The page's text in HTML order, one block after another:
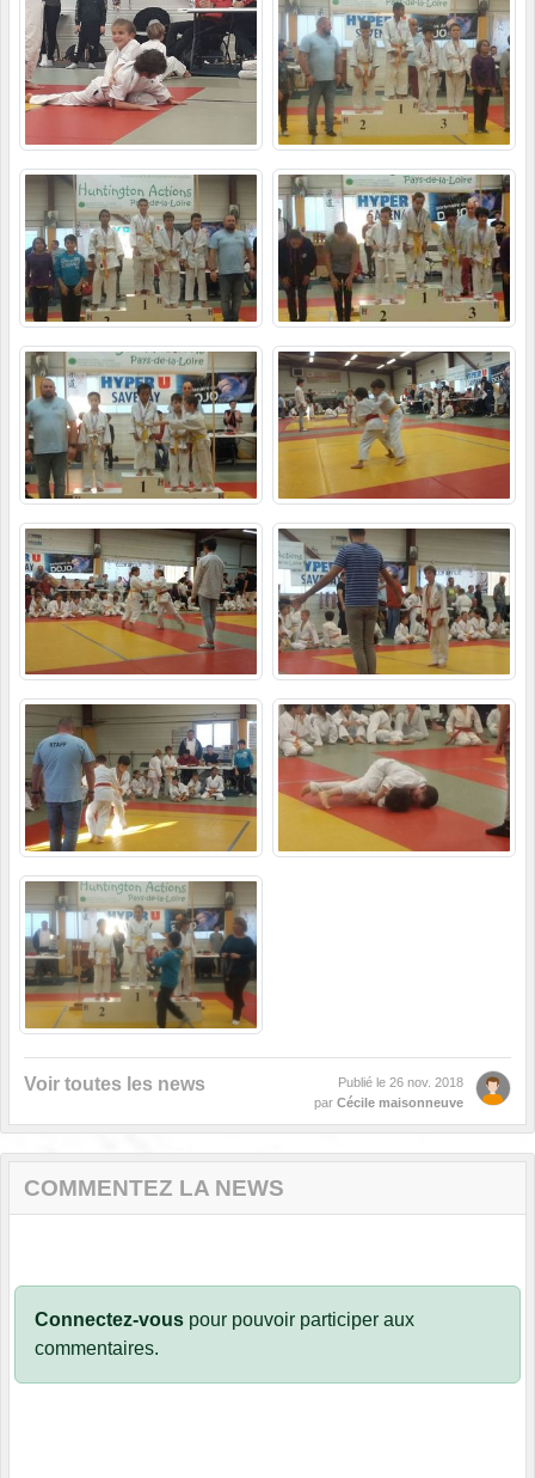
Voir toutes les news Publié le 26 nov. 2018
par Cécile maisonneuve
COMMENTEZ LA NEWS
Connectez-vous pour pouvoir participer aux
commentaires.